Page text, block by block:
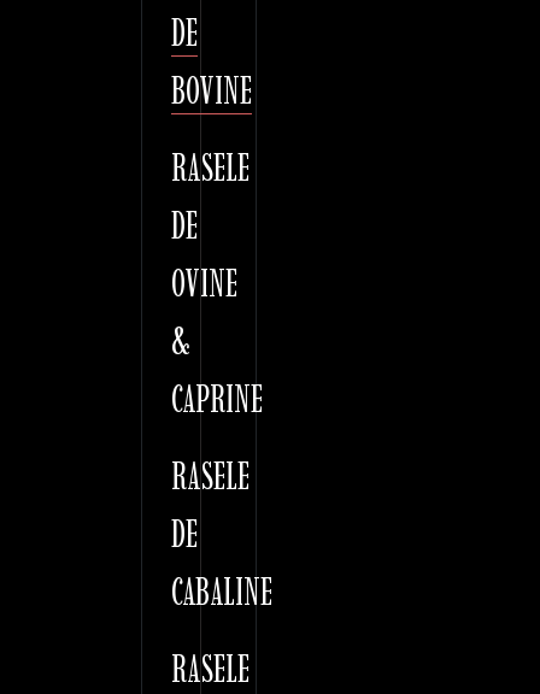
DE
BOVINE
RASELE
DE
OVINE
&
CAPRINE
RASELE
DE
CABALINE
RASELE